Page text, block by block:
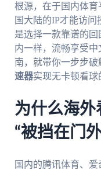
根源，在于国内体
国大陆的IP才能访
是选择一款靠谱的
内一样，流畅享受
南，就带你一步步
速器实现无卡顿看球
为什么海
“被挡在门外
国内的腾讯体育、